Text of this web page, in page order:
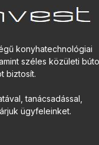
konyhatechnológiai
széles közületi
biztosít.
tanácsadással,
ügyfeleinket.